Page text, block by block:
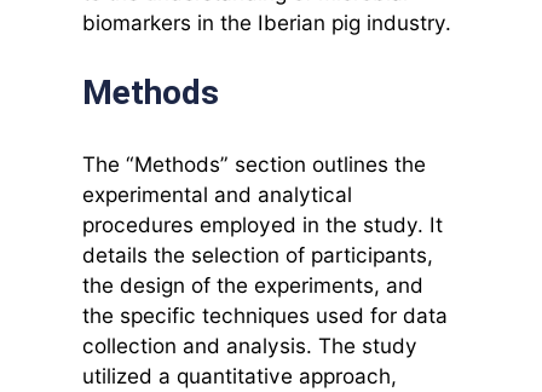
biomarkers in the Iberian pig industry.
Methods
The “Methods” section outlines the
experimental and analytical
procedures employed in the study. It
details the selection of participants,
the design of the experiments, and
the specific techniques used for data
collection and analysis. The study
utilized a quantitative approach,